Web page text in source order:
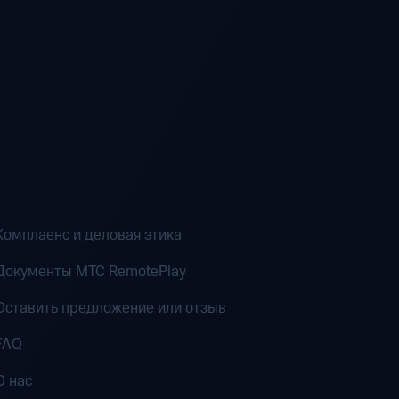
и деловая этика
MTC RemotePlay
предложение или отзыв
нас